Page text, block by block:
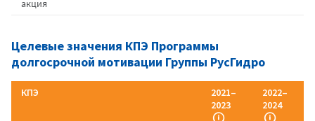
акция
Целевые значения КПЭ Программы
долгосрочной мотивации Группы РусГидро
КПЭ
2021–
2023
2022–
2024